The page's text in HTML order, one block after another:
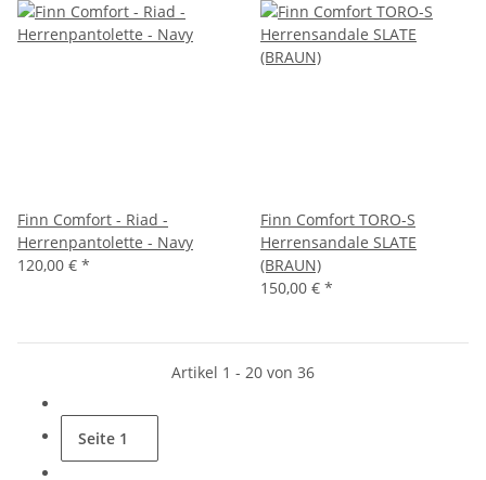
Finn Comfort - Riad -
Herrenpantolette - Navy
120,00 € *
Finn Comfort TORO-S
Herrensandale SLATE
(BRAUN)
150,00 € *
Artikel 1 - 20 von 36
Seite 1